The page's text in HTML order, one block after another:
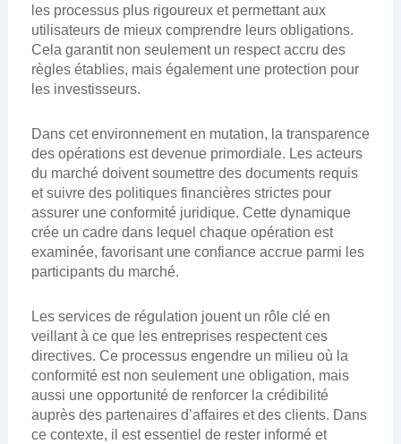
les processus plus rigoureux et permettant aux
utilisateurs de mieux comprendre leurs obligations.
Cela garantit non seulement un respect accru des
règles établies, mais également une protection pour
les investisseurs.
Dans cet environnement en mutation, la transparence
des opérations est devenue primordiale. Les acteurs
du marché doivent soumettre des documents requis
et suivre des politiques financières strictes pour
assurer une conformité juridique. Cette dynamique
crée un cadre dans lequel chaque opération est
examinée, favorisant une confiance accrue parmi les
participants du marché.
Les services de régulation jouent un rôle clé en
veillant à ce que les entreprises respectent ces
directives. Ce processus engendre un milieu où la
conformité est non seulement une obligation, mais
aussi une opportunité de renforcer la crédibilité
auprès des partenaires d’affaires et des clients. Dans
ce contexte, il est essentiel de rester informé et